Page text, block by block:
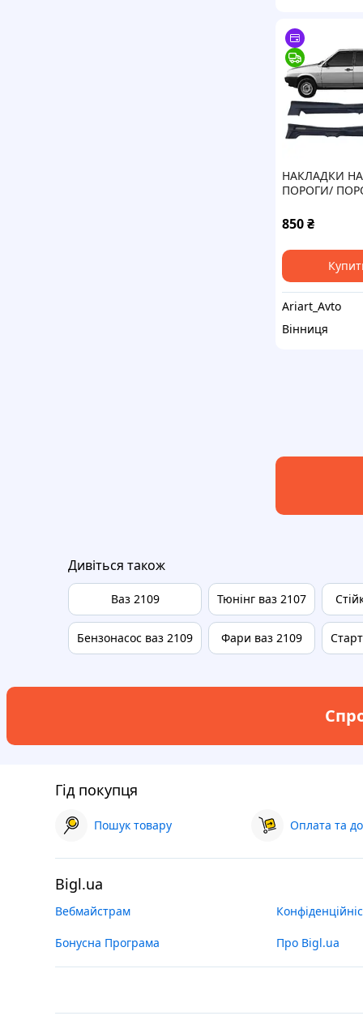
НАКЛАДКИ НА
ПОРОГИ/
"Форсаж"
(гладкі)
850₴
Ariart_Avto
Вінниця
Дивіться також
Ваз 2109
Бензонасос ваз 2109
Тюнінг ваз 2107
Фари ваз 2109
Гід покупця
Пошук товару Оплата та
Bigl.ua
Вебмайстрам
Бонусна Програма Про Bigl.ua